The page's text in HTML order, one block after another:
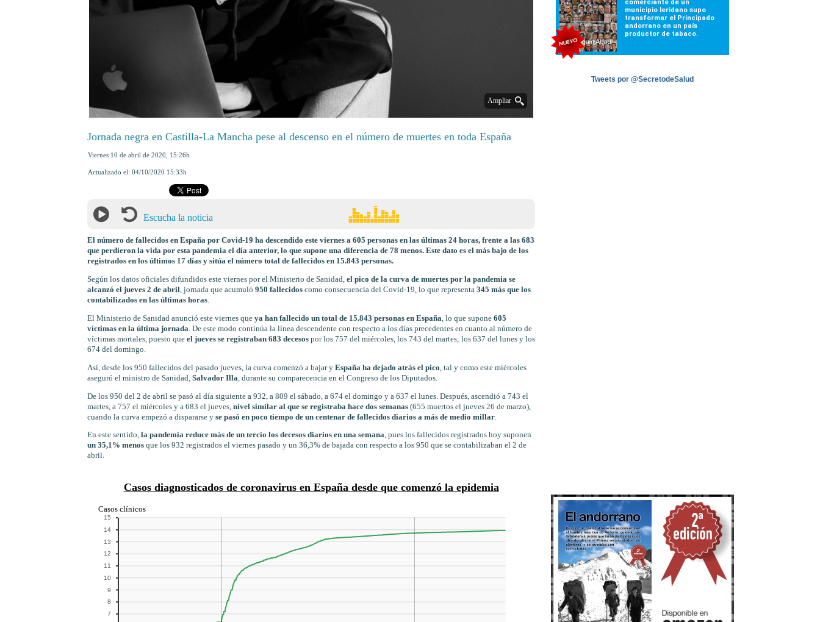
Ampliar
Jornada negra en Castilla-La Mancha pese al descenso en el número de muertes en toda España
viernes 10 de abril de 2020 15:26h
Actualizado el: 04/10/2020 15:33h
Escucha la noticia
El número de fallecidos en España por Covid-19 ha descendido este viernes a 605 personas en las últimas 24 horas, frente a las 683
que perdieron la vida por esta pandemia el día anterior, lo que supone una diferencia de 78 menos. Este dato es el más bajo de los
registrados en los últimos 17 días y sitúa el número total de fallecidos en 15.843 personas.
Según los datos oficiales difundidos este viernes por el Ministerio de Sanidad, el pico de la curva de muertes por la pandemia se
alcanzó el jueves 2 de abril, jornada que acumuló 950 fallecidoscomo consecuencia del Covid-19, lo que representa 345 más que los
contabilizados en las últimas horas.
El Ministerio de Sanidad anunció este viernes que ya han fallecido un total de 15.843 personas en España, lo que supone 605
víctimas en la última jornada. De este modo continúa la línea descendente con respecto a los días precedentes en cuanto al número de
víctimas mortales, puesto que el jueves se registraban 683 decesospor los 757 del miércoles, los 743 del martes; los 637 del lunes y los
674 del domingo.
Así, desde los 950 fallecidos del pasado jueves, la curva comenzó a bajar yEspaña ha dejado atrás el pico , tal y como este miércoles
aseguró el ministro de Sanidad, Salvador Illa , durante su comparecencia en el Congreso de los Diputados.
De los 950 del 2 de abril se pasó al día siguiente a 932, a 809 el sábado, a 674 el domingo y a 637 el lunes. Después, ascendió a 743 el
martes, a 757 el miércoles y a 683 el jueves, nivel similar al que se registraba hace dos semanas(655 muertos el jueves 26 de marzo),
cuando la curva empezó a dispararse y se pasó en poco tiempo de un centenar de fallecidos diarios a más de medio millar.
En este sentido,la pandemia reduce más de un tercio los decesos diarios en una semana, pues los fallecidos registrados hoy suponen
un 35,1% menosque los 932 registrados el viernes pasado y un 36,3% de bajada con respecto a los 950 que se contabilizaban el 2 de
abril.
Tweets por @SecretodeSalud